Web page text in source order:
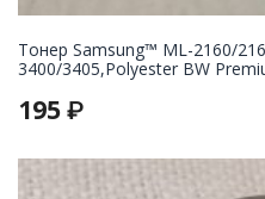
Тонер Samsung™ ML-2160/
3400/3405,Polyester BW
195 ₽